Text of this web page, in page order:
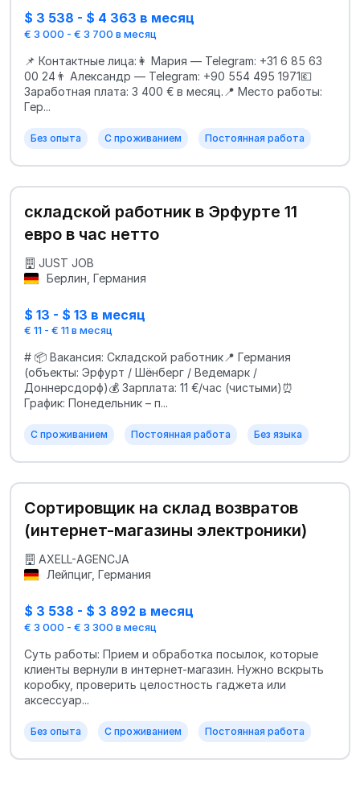
$ 3 538 - $ 4 363 в месяц
€ 3 000 - € 3 700 в месяц
📌 Контактные лица:👩 Мария — Telegram: +31 6 85 63
00 24👨 Александр — Telegram: +90 554 495 1971💶
Заработная плата: 3 400 € в месяц.📍 Место работы:
Гер...
Без опыта С проживанием Постоянная работа
складской работник в Эрфурте 11
евро в час нетто
JUST JOB
Берлин, Германия
$ 13 - $ 13 в месяц
€ 11 - € 11 в месяц
# 📦 Вакансия: Складской работник📍 Германия
(объекты: Эрфурт / Шёнберг / Ведемарк /
Доннерсдорф)💰 Зарплата: 11 €/час (чистыми)⏰
График: Понедельник – п...
С проживанием Постоянная работа Без языка
Сортировщик на склад возвратов
(интернет-магазины электроники)
AXELL-AGENCJA
Лейпциг, Германия
$ 3 538 - $ 3 892 в месяц
€ 3 000 - € 3 300 в месяц
Суть работы: Прием и обработка посылок, которые
клиенты вернули в интернет-магазин. Нужно вскрыть
коробку, проверить целостность гаджета или
аксессуар...
Без опыта С проживанием Постоянная работа